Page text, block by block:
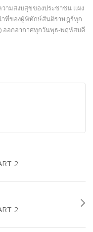
ามสงบสุขของประชาชน แผง
าที่ของผู้พิทักษ์สันติราษฎร์ทุก
ออกอากาศทุกวันพุธ-พฤหัสบดี
2
2